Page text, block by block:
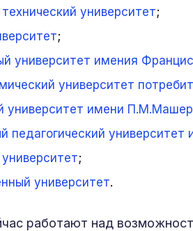
университет;
;
университет имения
университет
университет имени
педагогический
;
университет.
работают над